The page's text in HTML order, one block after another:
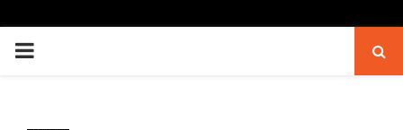
PRIMARY